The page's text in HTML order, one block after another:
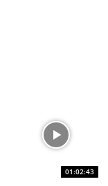
01:02:43